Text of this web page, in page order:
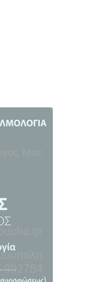
της
το